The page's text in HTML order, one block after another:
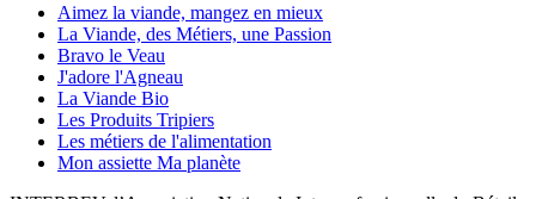
Aimez la viande, mangez en mieux
La Viande, des Métiers, une Passion
Bravo le Veau
J'adore l'Agneau
La Viande Bio
Les Produits Tripiers
Les métiers de l'alimentation
Mon assiette Ma planète